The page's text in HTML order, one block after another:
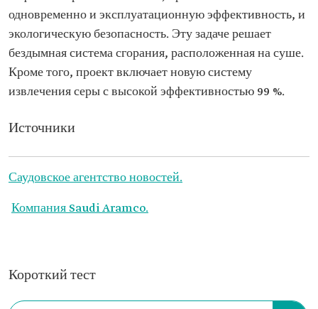
одновременно и эксплуатационную эффективность, и
экологическую безопасность. Эту задаче решает
бездымная система сгорания, расположенная на суше.
Кроме того, проект включает новую систему
извлечения серы с высокой эффективностью 99 %.
Источники
Саудовское агентство новостей.
Компания Saudi Aramco.
Короткий тест